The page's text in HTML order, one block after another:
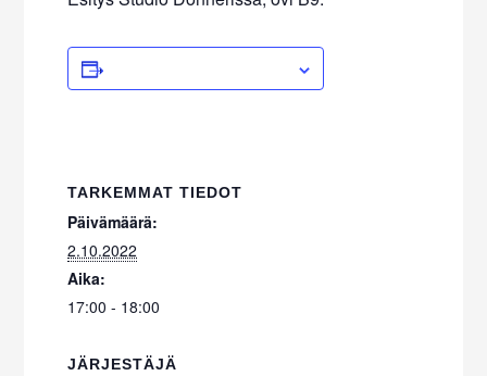
TARKEMMAT TIEDOT
Päivämäärä:
2.10.2022
Aika:
17:00 - 18:00
JÄRJESTÄJÄ